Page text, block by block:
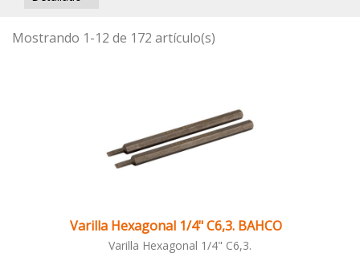
Mostrando 1-12 de 172 artículo(s)
Varilla Hexagonal 1/4" C6,3. BAHCO
Varilla Hexagonal 1/4" C6,3.